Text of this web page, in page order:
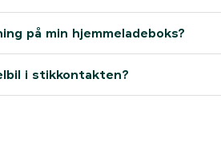
på min hjemmeladeboks?
i stikkontakten?